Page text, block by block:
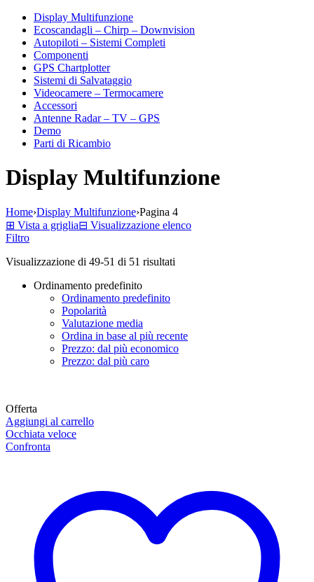
Display Multifunzione
Ecoscandagli – Chirp – Downvision
Autopiloti – Sistemi Completi
Componenti
GPS Chartplotter
Sistemi di Salvataggio
Videocamere – Termocamere
Accessori
Antenne Radar – TV – GPS
Demo
Parti di Ricambio
Display Multifunzione
Home›Display Multifunzione›Pagina 4
⊞ Vista a griglia⊟ Visualizzazione elenco
Filtro
Visualizzazione di 49-51 di 51 risultati
Ordinamento predefinito
Ordinamento predefinito
Popolarità
Valutazione media
Ordina in base al più recente
Prezzo: dal più economico
Prezzo: dal più caro
Offerta
Aggiungi al carrello
Occhiata veloce
Confronta